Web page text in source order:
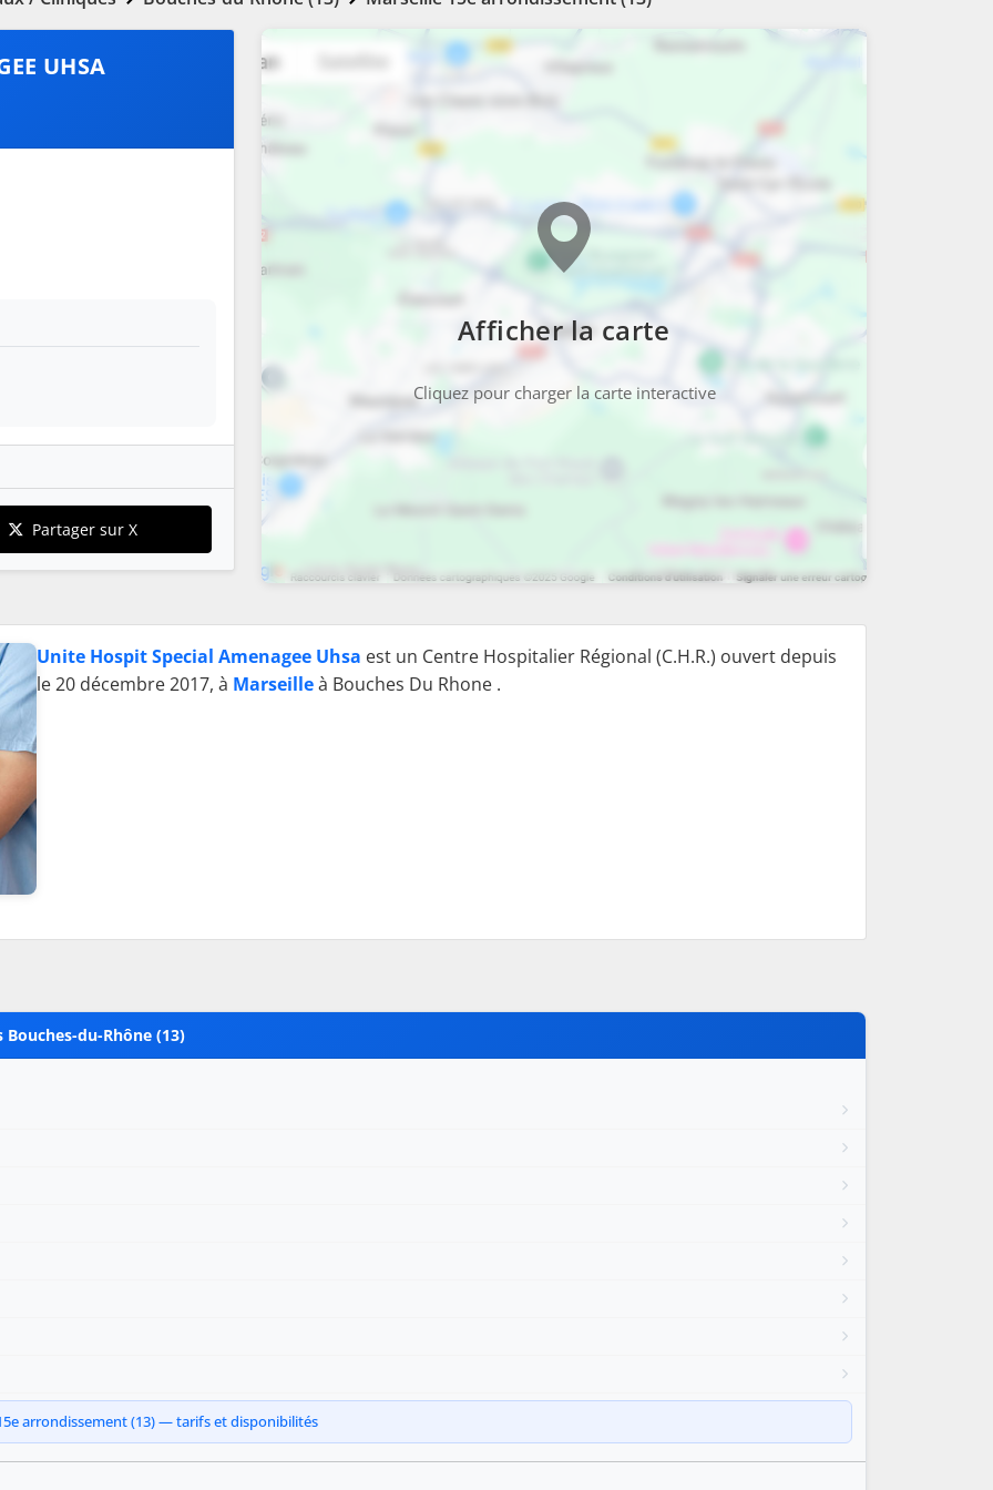
Afficher la carte
Cliquez pour charger la carte interactive
UHSA
Partager sur X
Unite Hospit Special Amenagee Uhsa est un Centre Hospitalier Régional (C.H.R.) ouvert depuis
le 20 décembre 2017, à Marseilleà Bouches Du Rhone .
du-Rhône (13)
arrondissement (13) — tarifs et disponibilités